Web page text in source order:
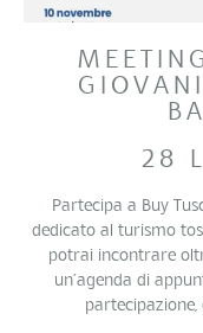
28
Partecipa a Buy
dedicato al turismo
potrai incontrare
un’agenda di
partecipazione,